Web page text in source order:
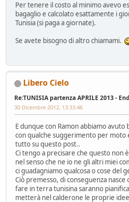
Per tenere il costo al minimo avevo
bagaglio e calcolato esattamente i
Tunisia (si paga a giornate).
Se avete bisogno di altro chiamami.
Libero Cielo
Re:TUNISIA partenza APRILE 2013 -
30 Dicembre 2012, 13:33:46
E dunque con Ramon abbiamo avuto
con qualche suggerimento per moto
tutto su questo post..
Ci tengo a precisare che questo non
nel senso che ne io ne gli altri miei
ci guadagniamo qualcosa o cose del
Ciò premesso, di conseguenza nasce
fare in terra tunisina saranno
metterà nel calderone le proprie